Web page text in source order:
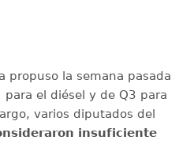
propuso la semana pasada
el diésel y de Q3 para
varios diputados del
insuficiente